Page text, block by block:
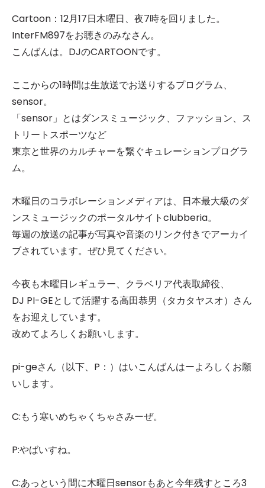
Cartoon：12月17日木曜日、夜7時を回りました。
InterFM897をお聴きのみなさん。
こんばんは。DJのCARTOONです。
ここからの1時間は生放送でお送りするプログラム、
sensor。
「sensor」とはダンスミュージック、ファッション、ス
トリートスポーツなど
東京と世界のカルチャーを繋ぐキュレーションプログラ
ム。
木曜日のコラボレーションメディアは、日本最大級のダ
ンスミュージックのポータルサイトclubberia。
毎週の放送の記事が写真や音楽のリンク付きでアーカイ
ブされています。ぜひ見てください。
今夜も木曜日レギュラー、クラベリア代表取締役、
DJ PI-GEとして活躍する高田恭男（タカタヤスオ）さん
をお迎えしています。
改めてよろしくお願いします。
pi-geさん（以下、P：）はいこんばんはーよろしくお願
いします。
C:もう寒いめちゃくちゃさみーぜ。
P:やばいすね。
C:あっという間に木曜日sensorもあと今年残すところ3